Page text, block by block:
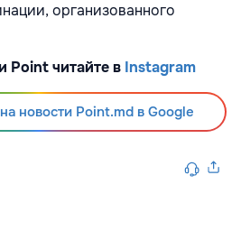
организованного
Point читайте в Instagram
новости Point.md в Google